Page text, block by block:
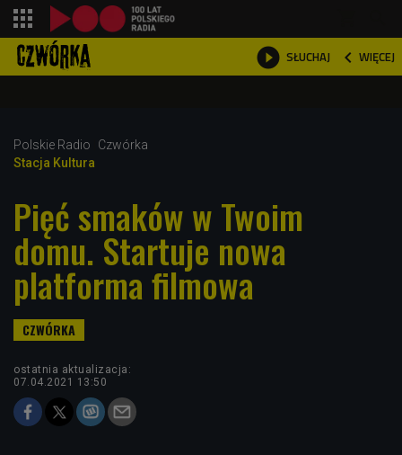
 SŁUCHAJ  WIĘCEJ

Polskie Radio
Czwórka
Stacja Kultura
Pięć smaków w Twoim
domu. Startuje nowa
platforma filmowa
ostatnia aktualizacja:
07.04.2021 13:50